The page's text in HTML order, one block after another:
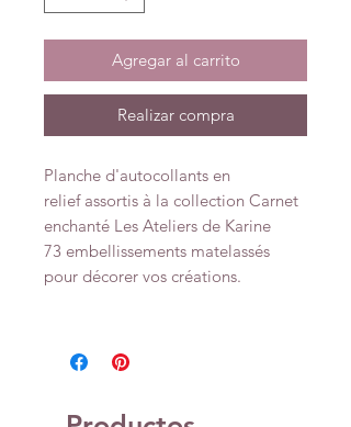
Agregar al carrito
Realizar compra
Planche d'autocollants en
relief assortis à la collection Carnet
enchanté Les Ateliers de Karine
73 embellissements matelassés
pour décorer vos créations.